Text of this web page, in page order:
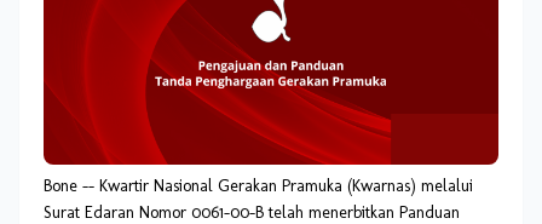
Bone -- Kwartir Nasional Gerakan Pramuka (Kwarnas) melalui
Surat Edaran Nomor 0061-00-B telah menerbitkan Panduan